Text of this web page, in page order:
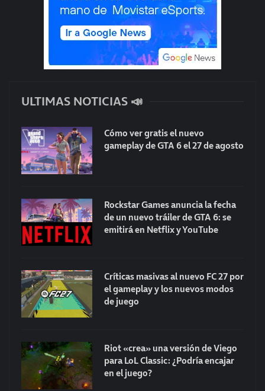
ULTIMAS NOTICIAS 📣
Cómo ver gratis el nuevo
gameplay de GTA 6 el 27 de agosto
Rockstar Games anuncia la fecha
de un nuevo tráiler de GTA 6: se
emitirá en Netflix y YouTube
Críticas masivas al nuevo FC 27 por
el gameplay y los nuevos modos
de juego
Riot «crea» una versión de Viego
para LoL Classic: ¿Podría encajar
en el juego?